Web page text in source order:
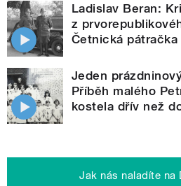
Ladislav Beran:
z
Četnická
Jeden
Příběh malého
kostela dřív než
Jak nás naladíte na